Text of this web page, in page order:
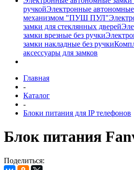
ручкойЭлектронные
механизмом "ПУШ ПУЛ"
замки для стеклянных дверей
замки врезные без ручки
замки накладные без ручки
аксессуары для замков
Главная
-
Каталог
-
Блоки питания для IP телефонов
Блок питания
Поделиться: